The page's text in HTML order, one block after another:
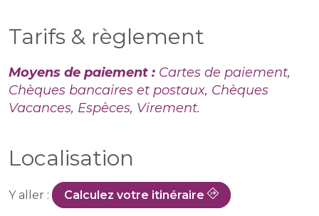
Tarifs & règlement
Moyens de paiement : Cartes de paiement,
Chèques bancaires et postaux, Chèques
Vacances, Espèces, Virement.
Localisation
Y aller : Calculez votre itinéraire